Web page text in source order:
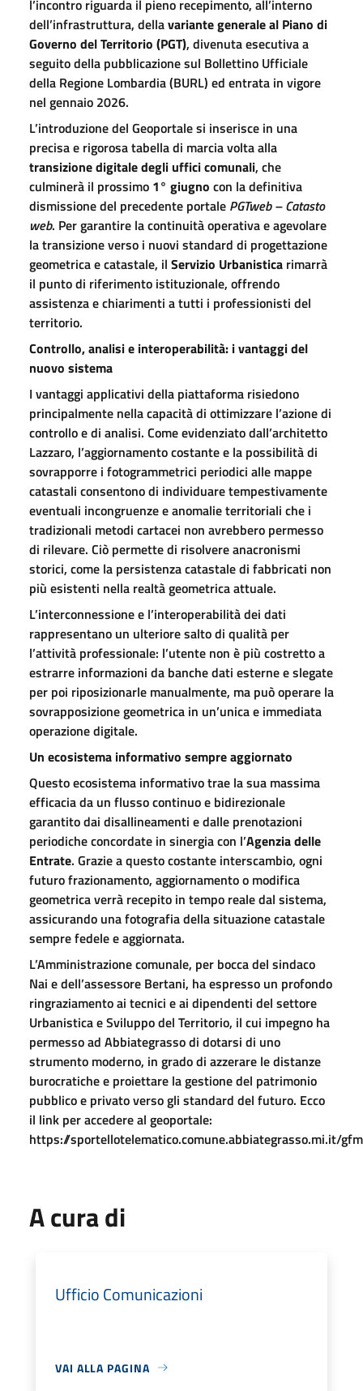
l’incontro riguarda il pieno recepimento, all’interno
dell’infrastruttura, dellavariante generale al Piano di
Governo del Territorio (PGT), divenuta esecutiva a
seguito della pubblicazione sul Bollettino Ufficiale
della Regione Lombardia (BURL) ed entrata in vigore
nel gennaio 2026.
L’introduzione del Geoportale si inserisce in una
precisa e rigorosa tabella di marcia volta alla
transizione digitale degli uffici comunali, che
culminerà il prossimo 1° giugno con la definitiva
dismissione del precedente portale PGTweb – Catasto
web. Per garantire la continuità operativa e agevolare
la transizione verso i nuovi standard di progettazione
geometrica e catastale, il Servizio Urbanistica rimarrà
il punto di riferimento istituzionale, offrendo
assistenza e chiarimenti a tutti i professionisti del
territorio.
Controllo, analisi e interoperabilità: i vantaggi del
nuovo sistema
I vantaggi applicativi della piattaforma risiedono
principalmente nella capacità di ottimizzare l’azione di
controllo e di analisi. Come evidenziato dall’architetto
Lazzaro, l’aggiornamento costante e la possibilità di
sovrapporre i fotogrammetrici periodici alle mappe
catastali consentono di individuare tempestivamente
eventuali incongruenze e anomalie territoriali che i
tradizionali metodi cartacei non avrebbero permesso
di rilevare. Ciò permette di risolvere anacronismi
storici, come la persistenza catastale di fabbricati non
più esistenti nella realtà geometrica attuale.
L’interconnessione e l’interoperabilità dei dati
rappresentano un ulteriore salto di qualità per
l’attività professionale: l’utente non è più costretto a
estrarre informazioni da banche dati esterne e slegate
per poi riposizionarle manualmente, ma può operare la
sovrapposizione geometrica in un’unica e immediata
operazione digitale.
Un ecosistema informativo sempre aggiornato
Questo ecosistema informativo trae la sua massima
efficacia da un flusso continuo e bidirezionale
garantito dai disallineamenti e dalle prenotazioni
periodiche concordate in sinergia con l’Agenzia delle
Entrate. Grazie a questo costante interscambio, ogni
futuro frazionamento, aggiornamento o modifica
geometrica verrà recepito in tempo reale dal sistema,
assicurando una fotografia della situazione catastale
sempre fedele e aggiornata.
L’Amministrazione comunale, per bocca del sindaco
Nai e dell’assessore Bertani, ha espresso un profondo
ringraziamento ai tecnici e ai dipendenti del settore
Urbanistica e Sviluppo del Territorio, il cui impegno ha
permesso ad Abbiategrasso di dotarsi di uno
strumento moderno, in grado di azzerare le distanze
burocratiche e proiettare la gestione del patrimonio
pubblico e privato verso gli standard del futuro. Ecco
il link per accedere al geoportale:
https://sportellotelematico.comune.abbiategrasso.mi.it/
A cura di
Ufficio Comunicazioni
VAI ALLA PAGINA